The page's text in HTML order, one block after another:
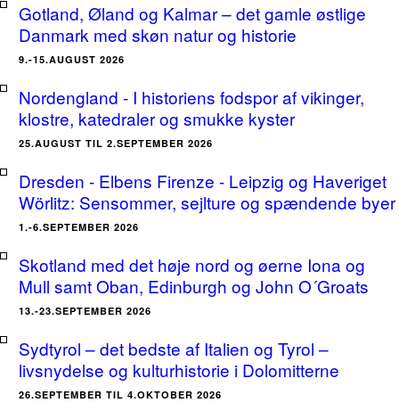
Gotland, Øland og Kalmar – det gamle østlige
Danmark med skøn natur og historie
9.-15.AUGUST 2026
Nordengland - I historiens fodspor af vikinger,
klostre, katedraler og smukke kyster
25.AUGUST TIL 2.SEPTEMBER 2026
Dresden - Elbens Firenze - Leipzig og Haveriget
Wörlitz: Sensommer, sejlture og spændende byer
1.-6.SEPTEMBER 2026
Skotland med det høje nord og øerne Iona og
Mull samt Oban, Edinburgh og John O´Groats
13.-23.SEPTEMBER 2026
Sydtyrol – det bedste af Italien og Tyrol –
livsnydelse og kulturhistorie i Dolomitterne
26.SEPTEMBER TIL 4.OKTOBER 2026